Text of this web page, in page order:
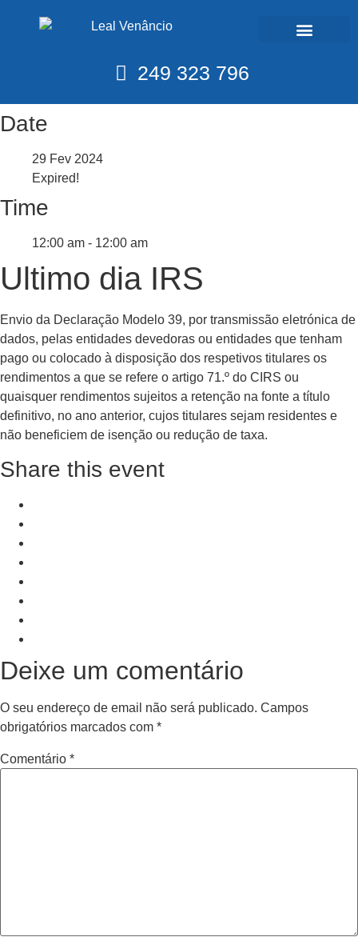
249 323 796
Date
29 Fev 2024
Expired!
Time
12:00 am - 12:00 am
Ultimo dia IRS
Envio da Declaração Modelo 39, por transmissão eletrónica de
dados, pelas entidades devedoras ou entidades que tenham
pago ou colocado à disposição dos respetivos titulares os
rendimentos a que se refere o artigo 71.º do CIRS ou
quaisquer rendimentos sujeitos a retenção na fonte a título
definitivo, no ano anterior, cujos titulares sejam residentes e
não beneficiem de isenção ou redução de taxa.
Share this event
Deixe um comentário
O seu endereço de email não será publicado. Campos
obrigatórios marcados com *
Comentário *